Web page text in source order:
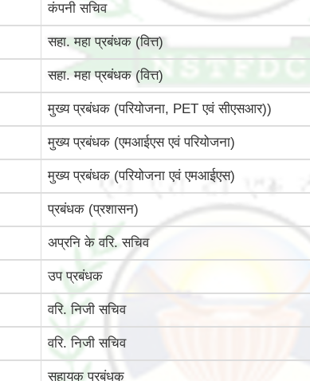
कंपनी सचिव
सहा. महा प्रबंधक (वित्त)
सहा. महा प्रबंधक (वित्त)
मुख्‍य प्रबंधक (परियोजना, PET एवं सीएसआर))
मुख्‍य प्रबंधक (एमआईएस एवं परियोजना)
मुख्‍य प्रबंधक (परियोजना एवं एमआईएस)
प्रबंधक (प्रशासन)
अप्रनि के वरि. सचिव
उप प्रबंधक
वरि. निजी सचिव
वरि. निजी सचिव
सहायक प्रबंधक